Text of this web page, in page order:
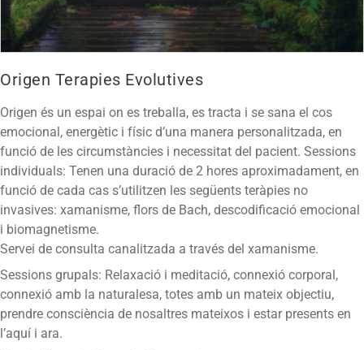
Origen Terapies Evolutives
Origen és un espai on es treballa, es tracta i se sana el cos
emocional, energètic i físic d’una manera personalitzada, en
funció de les circumstàncies i necessitat del pacient. Sessions
individuals: Tenen una duració de 2 hores aproximadament, en
funció de cada cas s’utilitzen les següents teràpies no
invasives: xamanisme, flors de Bach, descodificació emocional
i biomagnetisme.
Servei de consulta canalitzada a través del xamanisme.
Sessions grupals: Relaxació i meditació, connexió corporal,
connexió amb la naturalesa, totes amb un mateix objectiu,
prendre consciència de nosaltres mateixos i estar presents en
l’aquí i ara.